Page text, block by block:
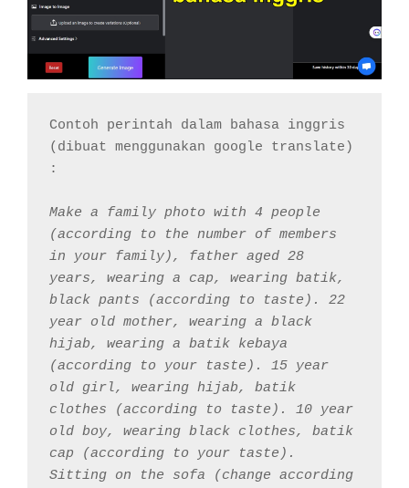
Contoh perintah dalam bahasa inggris
(dibuat menggunakan google translate)
:
Make a family photo with 4 people
(according to the number of members
in your family), father aged 28
years, wearing a cap, wearing batik,
black pants (according to taste). 22
year old mother, wearing a black
hijab, wearing a batik kebaya
(according to your taste). 15 year
old girl, wearing hijab, batik
clothes (according to taste). 10 year
old boy, wearing black clothes, batik
cap (according to your taste).
Sitting on the sofa (change according